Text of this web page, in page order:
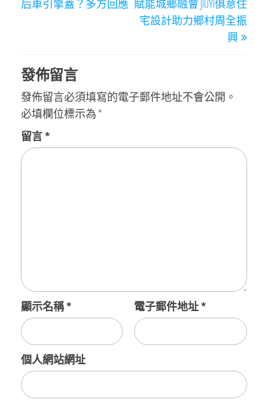
后車引擎蓋？多方回應 賦能城鄉融會 JIUYI俱意住
宅設計助力鄉村周全振
興
發佈留言
發佈留言必須填寫的電子郵件地址不會公開。
必填欄位標示為 *
留言*
顯示名稱* 電子郵件地址*
個人網站網址